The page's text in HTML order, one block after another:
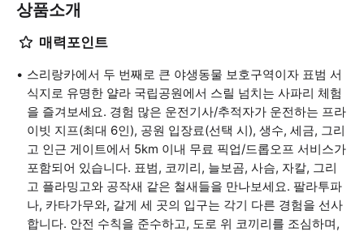
상품소개
매력포인트
스리랑카에서 두 번째로 큰 야생동물 보호구역이자 표범 서
식지로 유명한 얄라 국립공원에서 스릴 넘치는 사파리 체험
을 즐겨보세요. 경험 많은 운전기사/추적자가 운전하는 프라
이빗 지프(최대 6인), 공원 입장료(선택 시), 생수, 세금, 그리
고 인근 게이트에서 5km 이내 무료 픽업/드롭오프 서비스가
포함되어 있습니다. 표범, 코끼리, 늘보곰, 사슴, 자칼, 그리
고 플라밍고와 공작새 같은 철새들을 만나보세요. 팔라투파
나, 카타가무와, 갈게 세 곳의 입구는 각기 다른 경험을 선사
합니다. 안전 수칙을 준수하고, 도로 위 코끼리를 조심하며,